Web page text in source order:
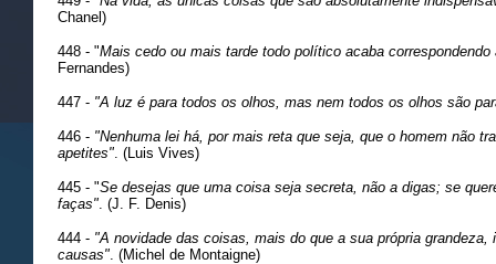
Chanel)
448 - "Mais cedo ou mais tarde todo político acaba
Fernandes)
447 - "A luz é para todos os olhos, mas nem todos os olhos são
446 - "Nenhuma lei há, por mais reta que seja, que o homem não
apetites" . (Luis Vives)
445 - "Se desejas que uma coisa seja secreta, não a digas; se
faças" . (J. F. Denis)
444 - "A novidade das coisas, mais do que a sua própria grandeza,
causas" . (Michel de Montaigne)